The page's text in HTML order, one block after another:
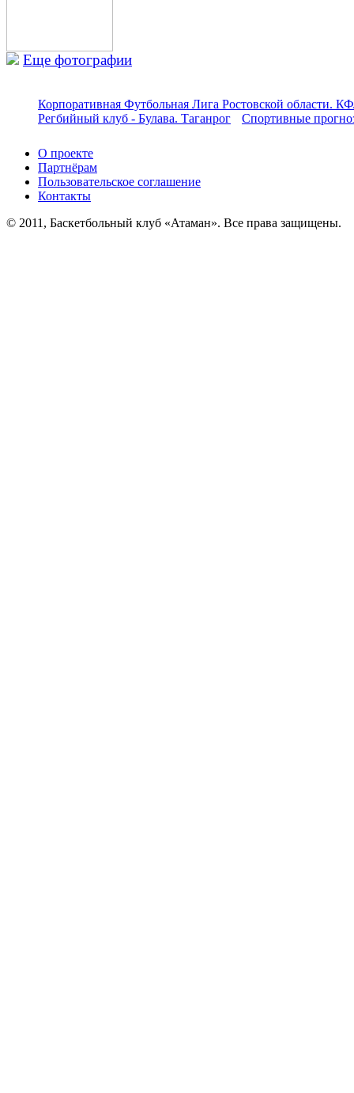
Еще фотографии
Корпоративная Футбольная Лига Ростовской области.
Регбийный клуб - Булава. Таганрог
Спортивные
О проекте
Партнёрам
Пользовательское соглашение
Контакты
© 2011, Баскетбольный клуб «Атаман». Все права защищены.